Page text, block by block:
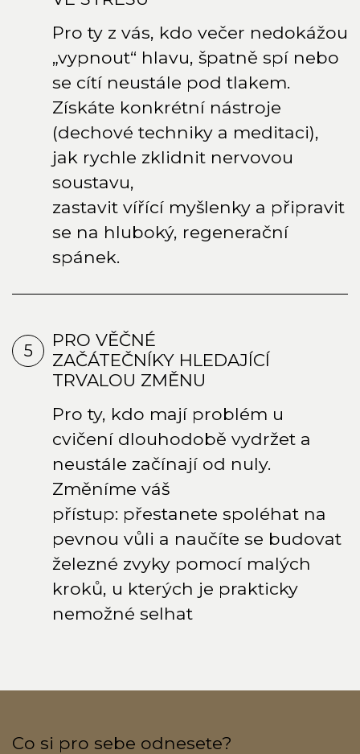
Pro ty z vás, kdo večer nedokážou
„vypnout“ hlavu, špatně spí nebo
se cítí neustále pod tlakem.
Získáte konkrétní nástroje
(dechové techniky a meditaci),
jak rychle zklidnit nervovou
soustavu,
zastavit vířící myšlenky a připravit
se na hluboký, regenerační
spánek.
5
PRO VĚČNÉ
ZAČÁTEČNÍKY HLEDAJÍCÍ
TRVALOU ZMĚNU
Pro ty, kdo mají problém u
cvičení dlouhodobě vydržet a
neustále začínají od nuly.
Změníme váš
přístup: přestanete spoléhat na
pevnou vůli a naučíte se budovat
železné zvyky pomocí malých
kroků, u kterých je prakticky
nemožné selhat
Co si pro sebe odnesete?